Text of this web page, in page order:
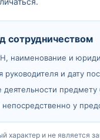
сотрудничеством
наименование и
руководителя и дату
деятельности
непосредственно у
характер и не является